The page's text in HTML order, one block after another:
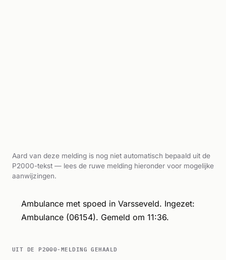
Aard van deze melding is nog niet automatisch bepaald uit de
P2000-tekst — lees de ruwe melding hieronder voor mogelijke
aanwijzingen.
Ambulance met spoed in Varsseveld. Ingezet:
Ambulance (06154). Gemeld om 11:36.
UIT DE P2000-MELDING GEHAALD